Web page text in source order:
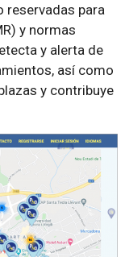
reservadas para
y normas
y alerta de
así como
y contribuye